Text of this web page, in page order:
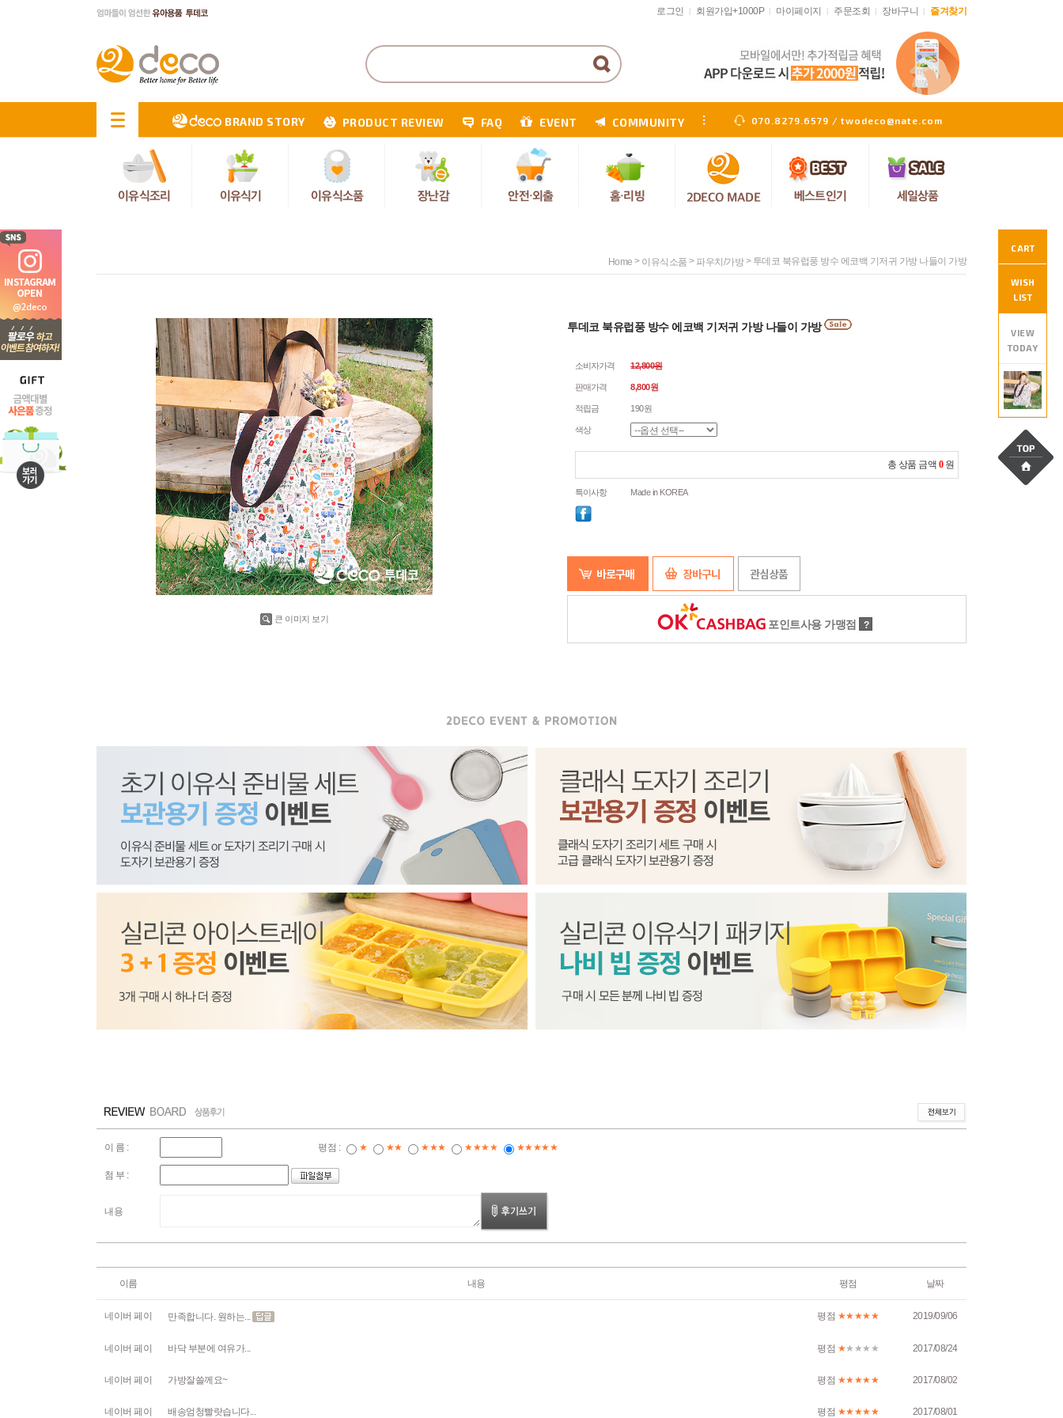
CART
WISH
LIST
VIEW
TODAY
로그인 회원가입+1000P 마이페이지 주문조회 장바구니 즐겨찾기
BRAND STORY PRODUCT REVIEW FAQ EVENT COMMUNITY 070.8279.6579 / twodeco@nate.com
Home > 이유식소품 > 파우치/가방> 투데코 북유럽풍 방수 에코백 기저귀 가방 나들이 가방
큰 이미지 보기
투데코 북유럽풍 방수 에코백 기저귀 가방 나들이 가방
소비자가격 12,800원
판매가격 8,800원
적립금 190원
색상
총 상품 금액 0 원
특이사항 Made in KOREA
포인트사용 가맹점 ?
이 름 : 평점 : ★ ★★ ★★★ ★★★★ ★★★★★
첨 부 :
내용
이름 내용 평점 날짜
네이버 페이 만족합니다. 원하는... 평점 ★★★★★ 2019/09/06
네이버 페이 바닥 부분에 여유가... 평점 ★★★★★ 2017/08/24
네이버 페이 가방잘쓸께요~ 평점 ★★★★★ 2017/08/02
네이버 페이 배송엄청빨랏습니다... 평점 ★★★★★ 2017/08/01